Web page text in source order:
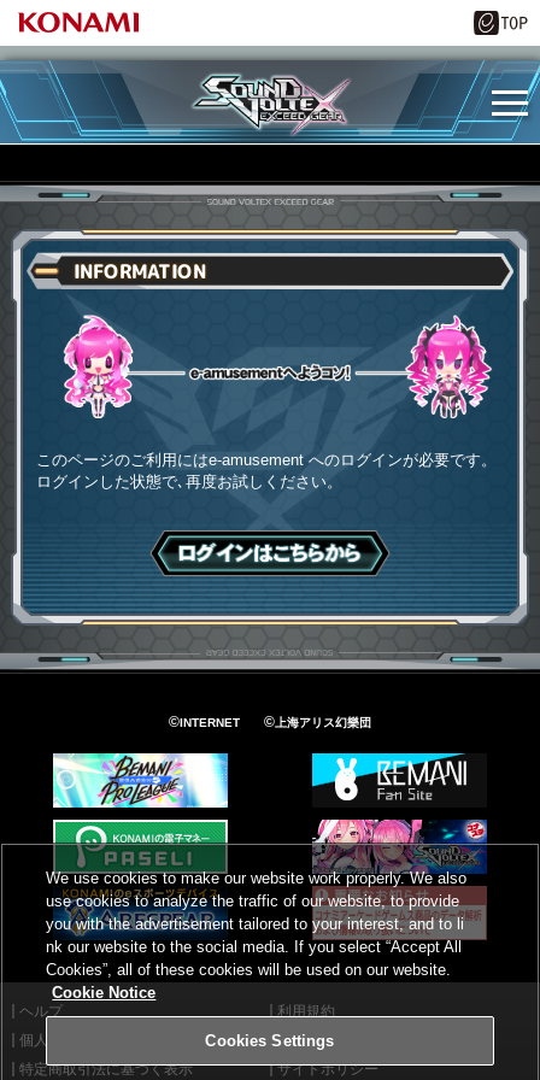
INFORMATION
このページのご利用にはe-amusement へのログインが必要です。
ログインした状態で､再度お試しください。
ログインはこちら
©INTERNET ©上海アリス幻樂団
ヘルプ
利用規約
個人情報等保護方針
外部送信について
特定商取引法に基づく表示
サイトポリシー
We use cookies to make our website work properly. We also
use cookies to analyze the traffic of our website, to provide
you with the advertisement tailored to your interest, and to li
nk our website to the social media. If you select “Accept All
Cookies”, all of these cookies will be used on our website.
Cookie Notice
Cookies Settings